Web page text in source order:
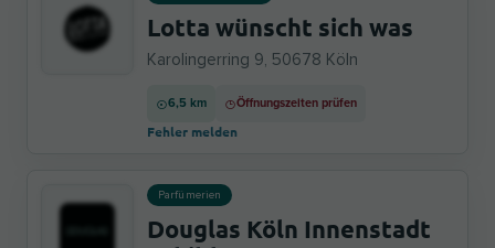
Lotta wünscht sich was
Karolingerring 9, 50678 Köln
6,5 km Öffnungszeiten prüfen
Fehler melden
Parfümerien
Douglas Köln Innenstadt